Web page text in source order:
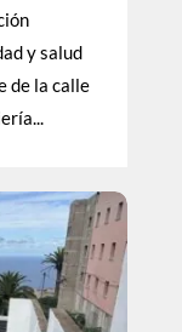
y salud
de la calle